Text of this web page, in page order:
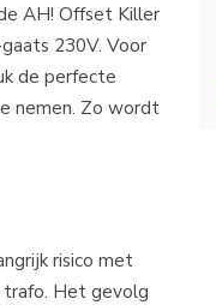
AH! Offset Killer
230V. Voor
de perfecte
nemen. Zo wordt
risico met
trafo. Het gevolg